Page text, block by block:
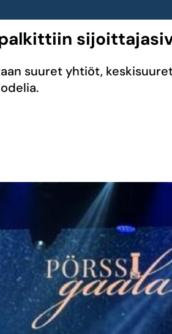
palkittiin
suuret yhtiöt,